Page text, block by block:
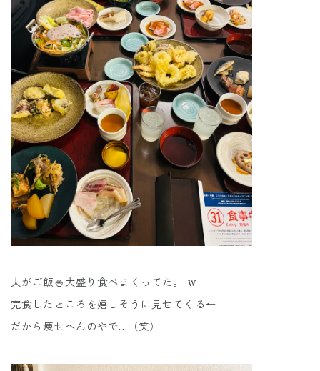
夫がご飯🍚大盛り食べまくってた。 w
完食したところを嬉しそうに見せてくる←
だから痩せへんのやで...（笑）